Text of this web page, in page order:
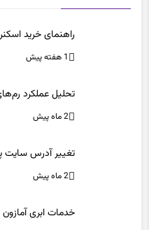
راهنمای خرید اسکنر
1 هفته پیش
تحلیل عملکرد رم‌های 128 گیگابایت در بارهای
2 ماه پیش
تغییر آدرس سایت
2 ماه پیش
خدمات ابری